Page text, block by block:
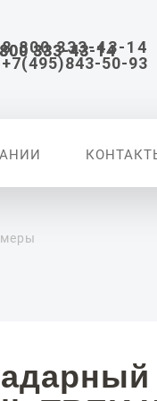
8 800 333-43-14
+7(495)843-50-93